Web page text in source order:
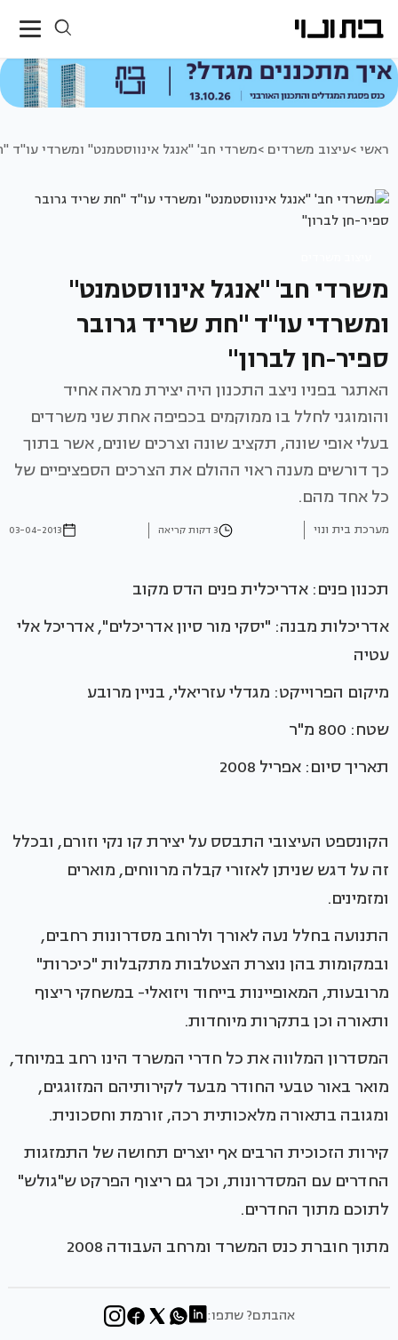
ראשי >עיצוב משרדים >משרדי חב' "אנגל אינווסטמנט" ומשרדי עו"ד
משרדי חב' "אנגל אינווסטמנט"
ומשרדי עו"ד "חת שריד גרובר
ספיר-חן לברון"
האתגר בפניו ניצב התכנון היה יצירת מראה אחיד
והומוגני לחלל בו ממוקמים בכפיפה אחת שני משרדים
בעלי אופי שונה, תקציב שונה וצרכים שונים, אשר בתוך
כך דורשים מענה ראוי ההולם את הצרכים הספציפיים של
כל אחד מהם.
מערכת בית ונוי 3 דקות קריאה 03-04-2013
תכנון פנים: אדריכלית פנים הדס מקוב
אדריכלות מבנה: "יסקי מור סיון אדריכלים", אדריכל אלי
עטיה
מיקום הפרוייקט: מגדלי עזריאלי, בניין מרובע
שטח: 800 מ"ר
תאריך סיום: אפריל 2008
הקונספט העיצובי התבסס על יצירת קו נקי וזורם, ובכלל
זה על דגש שניתן לאזורי קבלה מרווחים, מוארים
ומזמינים.
התנועה בחלל נעה לאורך ולרוחב מסדרונות רחבים,
ובמקומות בהן נוצרת הצטלבות מתקבלות "כיכרות"
מרובעות, המאופיינות בייחוד ויזואלי- במשחקי ריצוף
ותאורה וכן בתקרות מיוחדות.
המסדרון המלווה את כל חדרי המשרד הינו רחב במיוחד,
מואר באור טבעי החודר מבעד לקירותיהם המזוגגים,
ומגובה בתאורה מלאכותית רכה, זורמת וחסכונית.
קירות הזכוכית הרבים אף יוצרים תחושה של התמזגות
החדרים עם המסדרונות, וכך גם ריצוף הפרקט ש"גולש"
לתוכם מתוך החדרים.
מתוך חוברת כנס המשרד ומרחב העבודה 2008
אהבתם? שתפו: